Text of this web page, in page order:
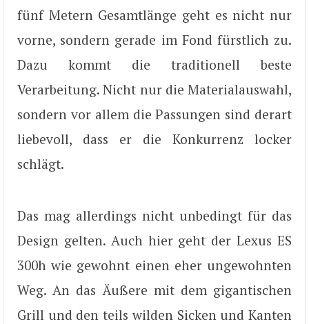
fünf Metern Gesamtlänge geht es nicht nur
vorne, sondern gerade im Fond fürstlich zu.
Dazu kommt die traditionell beste
Verarbeitung. Nicht nur die Materialauswahl,
sondern vor allem die Passungen sind derart
liebevoll, dass er die Konkurrenz locker
schlägt.
Das mag allerdings nicht unbedingt für das
Design gelten. Auch hier geht der Lexus ES
300h wie gewohnt einen eher ungewohnten
Weg. An das Äußere mit dem gigantischen
Grill und den teils wilden Sicken und Kanten